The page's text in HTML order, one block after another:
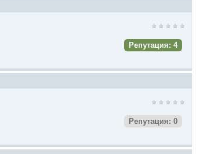
Репутация: 4
Репутация: 0